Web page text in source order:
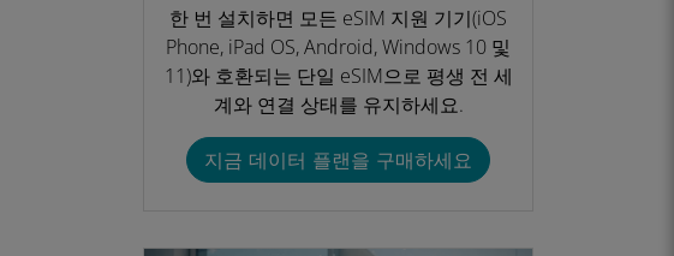
한 번 설치하면 모든 eSIM 지원 기기(iOS
Phone, iPad OS, Android, Windows 10 및
11)와 호환되는 단일 eSIM으로 평생 전 세
계와 연결 상태를 유지하세요.​
지금 데이터 플랜을 구매하세요​